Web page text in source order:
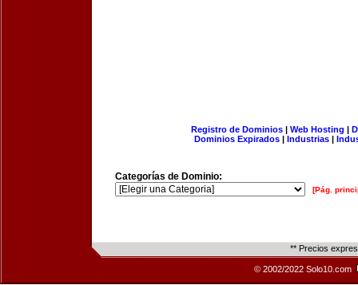
Registro de Dominios| Web Hosting |
Dominios Expirados | Industrias |
Categorías de Dominio:
[Pág.
** Precios
© 2002/2022 Solo10.com